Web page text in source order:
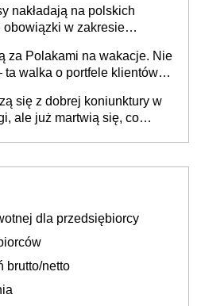
nakładają na polskich
w zakresie
za Polakami na wakacje. Nie
ta walka o portfele klientów
się z dobrej koniunktury w
ale już martwią się, co
dla przedsiębiorcy
brutto/netto